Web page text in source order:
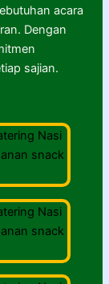
acara
Dengan
sajian.